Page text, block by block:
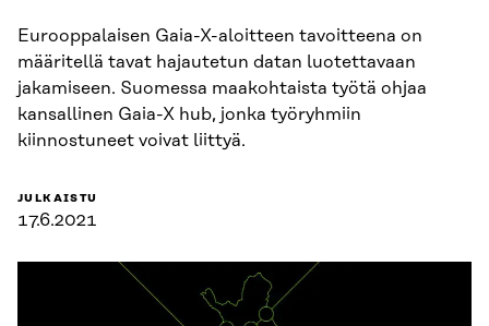
Eurooppalaisen Gaia-X-aloitteen tavoitteena on
määritellä tavat hajautetun datan luotettavaan
jakamiseen. Suomessa maakohtaista työtä ohjaa
kansallinen Gaia-X hub, jonka työryhmiin
kiinnostuneet voivat liittyä.
JULKAISTU
17.6.2021